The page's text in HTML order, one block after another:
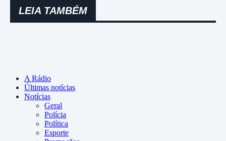
LEIA TAMBÉM
A Rádio
Últimas notícias
Notícias
Geral
Polícia
Política
Esporte